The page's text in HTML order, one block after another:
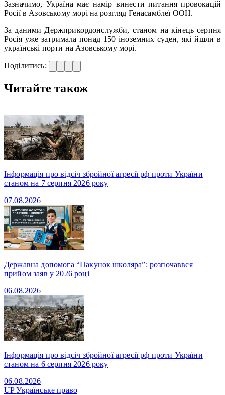
Зазначимо, Україна має намір винести питання провокацій
Росії в Азовському морі на розгляд Генасамблеї ООН.
За даними Держприкордонслужби, станом на кінець серпня
Росія уже затримала понад 150 іноземних суден, які йшли в
українські порти на Азовському морі.
Поділитись:
Читайте також
—
Інформація про відсіч збройної агресії рф проти України
станом на 7 серпня 2026 року
07.08.2026
Державна допомога “Пакунок школяра”: розпочаввся
прийом заяв у 2026 році
06.08.2026
Інформація про відсіч збройної агресії рф проти України
станом на 6 серпня 2026 року
06.08.2026
UPУкраїнське право